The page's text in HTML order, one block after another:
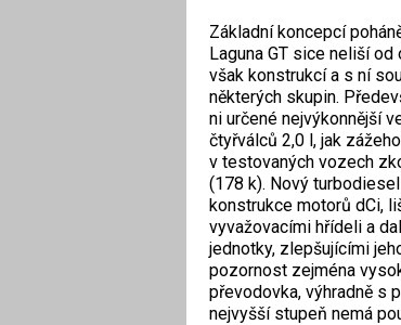
Základní koncepcí
Laguna GT sice neliší
však konstrukcí a s ní
některých skupin.
ni určené nejvýkonnější
čtyřválců 2,0 l, jak
v testovaných vozech
(178 k). Nový
konstrukce motorů dCi,
vyvažovacími hřídeli a
jednotky, zlepšujícími
pozornost zejména
převodovka, výhradně s
nejvyšší stupeň nemá